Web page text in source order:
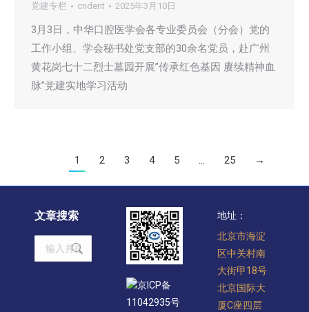
党建专栏 cndent 2025年3月10日
3月3日，中华口腔医学会各专业委员会（分会）党的
工作小组、学会秘书处党支部的30余名党员，赴广州
黄花岗七十二烈士墓园开展”传承红色基因 赓续精神血
脉”党建实地学习活动
1 2 3 4 5 … 25 →
文章搜索
Search:
京ICP备
11042935号
地址：
北京市海淀
区中关村南
大街甲18号
北京国际大
厦C座四层